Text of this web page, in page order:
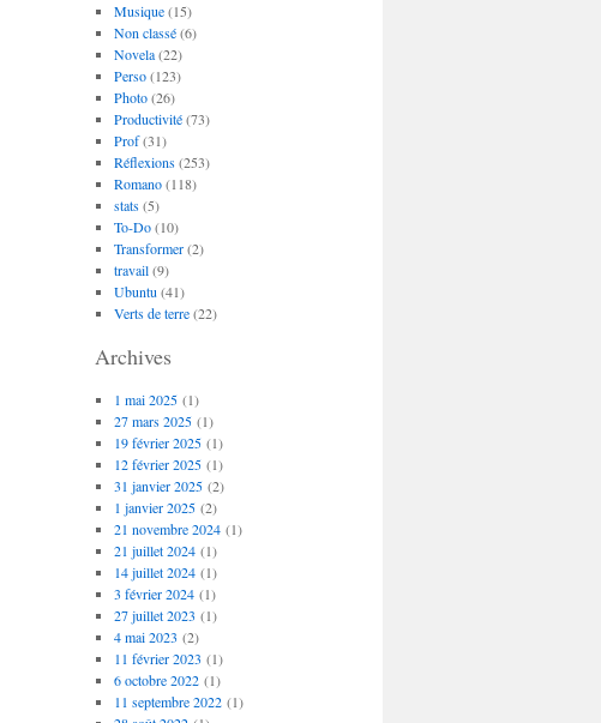
Musique(15)
Non classé(6)
Novela(22)
Perso(123)
Photo(26)
Productivité(73)
Prof(31)
Réflexions(253)
Romano(118)
stats(5)
To-Do(10)
Transformer(2)
travail(9)
Ubuntu (41)
Verts de terre(22)
Archives
1 mai 2025(1)
27 mars 2025(1)
19 février 2025(1)
12 février 2025(1)
31 janvier 2025(2)
1 janvier 2025(2)
21 novembre 2024(1)
21 juillet 2024(1)
14 juillet 2024(1)
3 février 2024(1)
27 juillet 2023 (1)
4 mai 2023 (2)
11 février 2023 (1)
6 octobre 2022(1)
11 septembre 2022(1)